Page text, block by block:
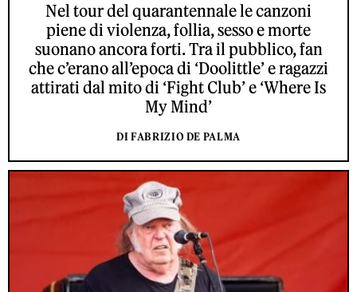
Nel tour del quarantennale le canzoni
piene di violenza, follia, sesso e morte
suonano ancora forti. Tra il pubblico, fan
che c’erano all’epoca di ‘Doolittle’ e ragazzi
attirati dal mito di ‘Fight Club’ e ‘Where Is
My Mind’
DI FABRIZIO DE PALMA